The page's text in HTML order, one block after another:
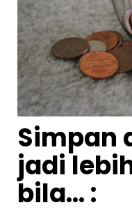
Simpan
jadi
bila… :